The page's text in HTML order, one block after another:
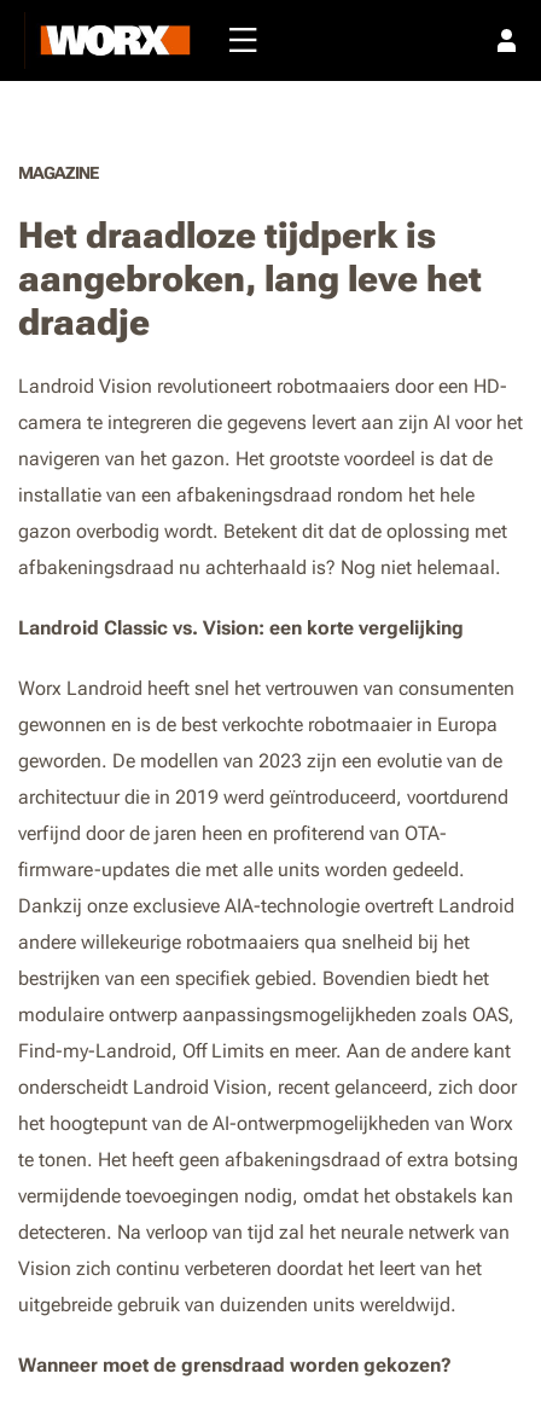
MAGAZINE
Het draadloze tijdperk is
aangebroken, lang leve het
draadje
Landroid Vision revolutioneert robotmaaiers door een HD-
camera te integreren die gegevens levert aan zijn AI voor het
navigeren van het gazon. Het grootste voordeel is dat de
installatie van een afbakeningsdraad rondom het hele
gazon overbodig wordt. Betekent dit dat de oplossing met
afbakeningsdraad nu achterhaald is? Nog niet helemaal.
Landroid Classic vs. Vision: een korte vergelijking
Worx Landroid heeft snel het vertrouwen van consumenten
gewonnen en is de best verkochte robotmaaier in Europa
geworden. De modellen van 2023 zijn een evolutie van de
architectuur die in 2019 werd geïntroduceerd, voortdurend
verfijnd door de jaren heen en profiterend van OTA-
firmware-updates die met alle units worden gedeeld.
Dankzij onze exclusieve AIA-technologie overtreft Landroid
andere willekeurige robotmaaiers qua snelheid bij het
bestrijken van een specifiek gebied. Bovendien biedt het
modulaire ontwerp aanpassingsmogelijkheden zoals OAS,
Find-my-Landroid, Off Limits en meer. Aan de andere kant
onderscheidt Landroid Vision, recent gelanceerd, zich door
het hoogtepunt van de AI-ontwerpmogelijkheden van Worx
te tonen. Het heeft geen afbakeningsdraad of extra botsing
vermijdende toevoegingen nodig, omdat het obstakels kan
detecteren. Na verloop van tijd zal het neurale netwerk van
Vision zich continu verbeteren doordat het leert van het
uitgebreide gebruik van duizenden units wereldwijd.
Wanneer moet de grensdraad worden gekozen?